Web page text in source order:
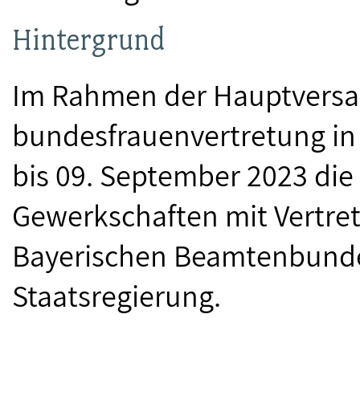
Hintergrund
Im Rahmen der
bundesfrauenvertretung
bis 09. September 2023
Gewerkschaften mit
Bayerischen
Staatsregierung.